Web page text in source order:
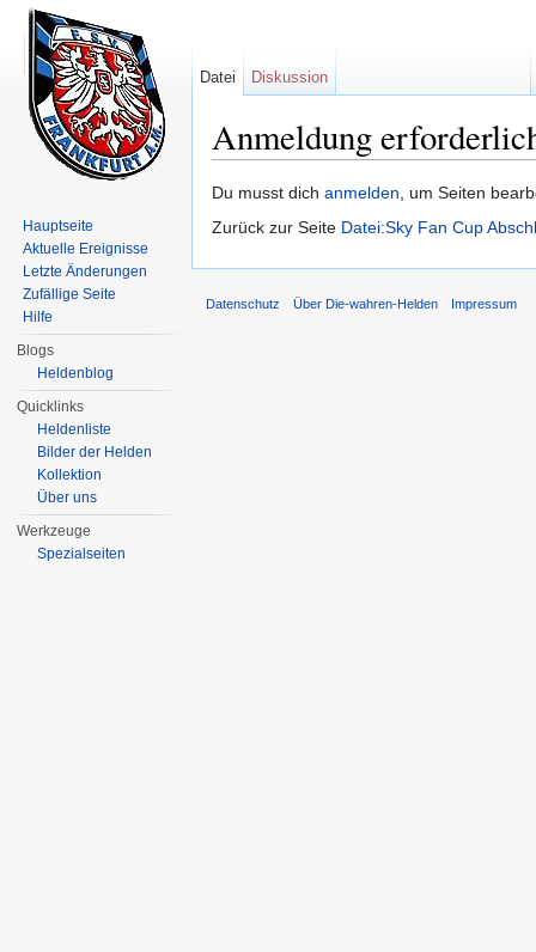
Anmeldung
Du musst dich anmelden, um Seiten
Zurück zur Seite Datei:Sky Fan Cup
Datei Diskussion
Hauptseite
Aktuelle Ereignisse
Letzte Änderungen
Zufällige Seite
Hilfe
Blogs
Heldenblog
Quicklinks
Heldenliste
Bilder der Helden
Kollektion
Über uns
Werkzeuge
Spezialseiten
Datenschutz Über Die-wahren-Helden Impressum